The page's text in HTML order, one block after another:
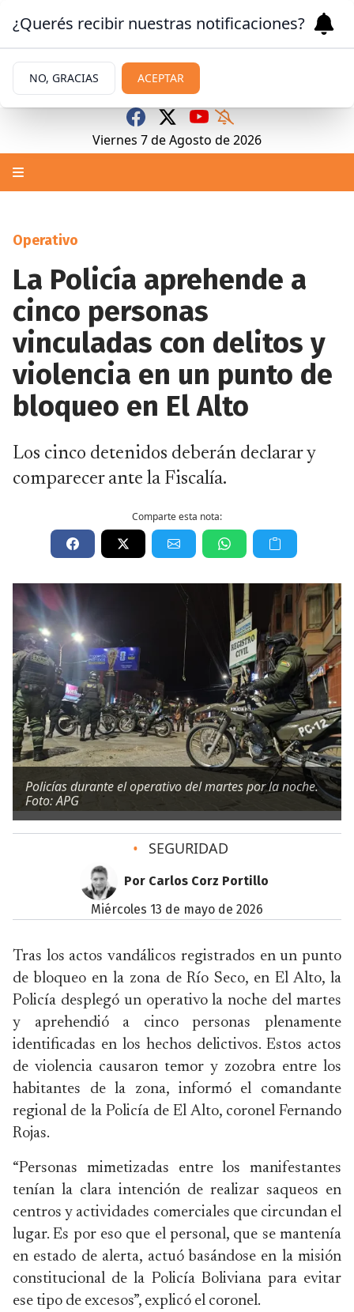
Viernes 7deAgosto de 2026
Operativo
La Policía aprehende a
cinco personas
vinculadas con delitos y
violencia en un punto de
bloqueo en El Alto
Los cinco detenidos deberán declarar y
comparecer ante la Fiscalía.
Comparte esta nota:
Policías durante el operativo del martes por la noche.
Foto: APG
• SEGURIDAD
Por Carlos Corz Portillo
miércoles 13 de mayo de 2026
Tras los actos vandálicos registrados en un punto
de bloqueo en la zona de Río Seco, en El Alto, la
Policía desplegó un operativo la noche del martes
y aprehendió a cinco personas plenamente
identificadas en los hechos delictivos. Estos actos
de violencia causaron temor y zozobra entre los
habitantes de la zona, informó el comandante
regional de la Policía de El Alto, coronel Fernando
Rojas.
“Personas mimetizadas entre los manifestantes
tenían la clara intención de realizar saqueos en
centros y actividades comerciales que circundan el
lugar. Es por eso que el personal, que se mantenía
en estado de alerta, actuó basándose en la misión
constitucional de la Policía Boliviana para evitar
ese tipo de excesos”, explicó el coronel.
¿Querés recibir nuestras notificaciones?
NO, GRACIAS ACEPTAR